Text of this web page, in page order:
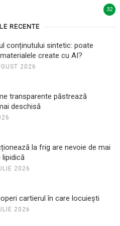
32
RECENTE
conținutului sintetic: poate
create cu AI?
2026
transparente păstrează
deschisă
la frig are nevoie de mai
2026
cartierul în care locuiești
2026